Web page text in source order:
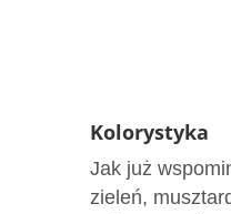
Kolorystyka
Jak już
zieleń,